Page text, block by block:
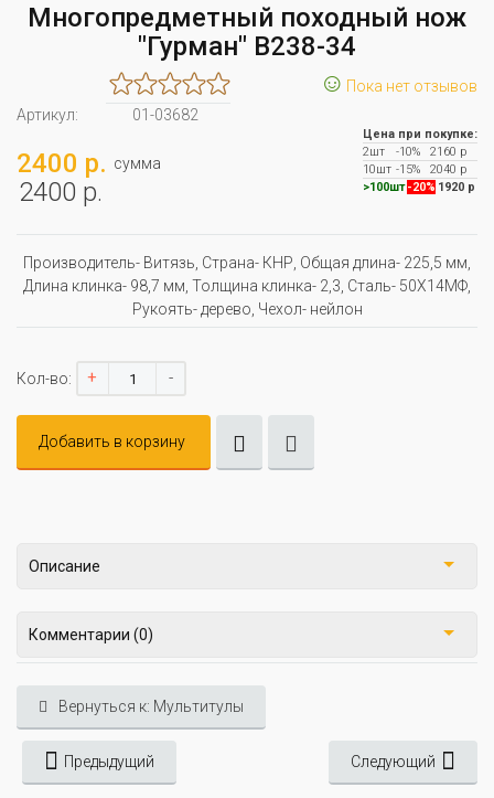
Многопредметный походный нож
"Гурман" B238-34
☺ Пока нет отзывов
Артикул:
01-03682
2400 р. сумма
2400 р.
Цена при покупке:
2шт
-10%
2160 р
10шт -15%
2040 р
>100шт -20% 1920 р
Производитель- Витязь, Страна- КНР, Oбщая длина- 225,5 мм,
Длина клинка- 98,7 мм, Толщина клинка- 2,3, Сталь- 50Х14МФ,
Рукоять- дерево, Чехол- нейлон
Кол-во: + -
Добавить в корзину
Описание
Комментарии (0)
Вернуться к: Мультитулы
Предыдущий Следующий